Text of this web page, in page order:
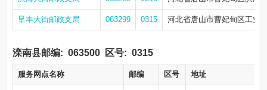
垦丰大街邮政支局 063299 0315 河北省唐山市曹妃甸区工业
滦南县邮编: 063500 区号: 0315
服务网点名称 邮编 区号 地址